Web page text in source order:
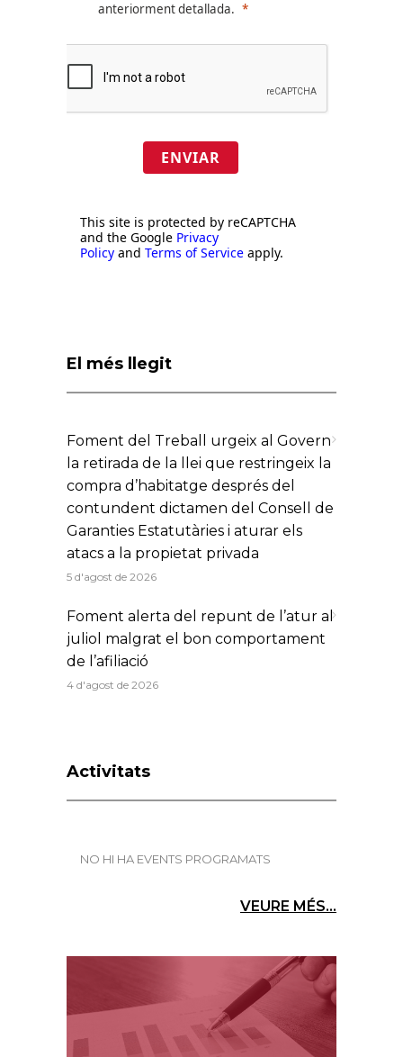
anteriorment detallada.
ENVIAR
This site is protected by reCAPTCHA
and the Google Privacy
Policy and Terms of Service apply.
El més llegit
Foment del Treball urgeix al Govern
la retirada de la llei que restringeix la
compra d’habitatge després del
contundent dictamen del Consell de
Garanties Estatutàries i aturar els
atacs a la propietat privada
5 d'agost de 2026
Foment alerta del repunt de l’atur al
juliol malgrat el bon comportament
de l’afiliació
4 d'agost de 2026
Activitats
NO HI HA EVENTS PROGRAMATS
VEURE MÉS...